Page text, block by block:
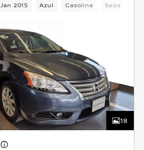
Jan 2015 Azul Gasolina Sedan
18